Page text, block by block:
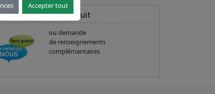
de devis gratuit
ou demande
de renseignements
complémantaires
Accepter tout